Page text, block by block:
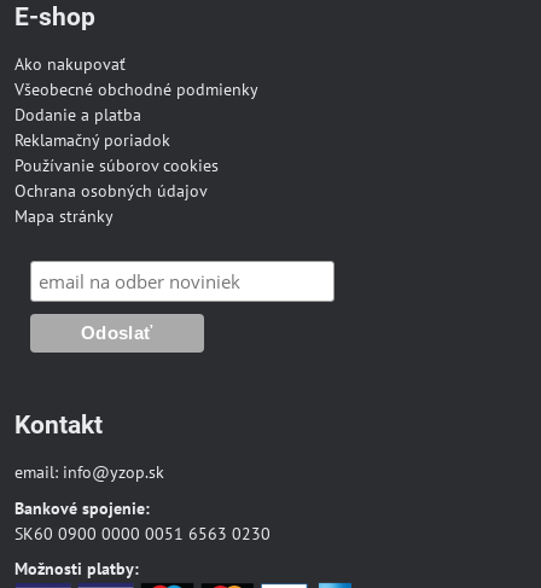
E-shop
Ako nakupovať
Všeobecné obchodné podmienky
Dodanie a platba
Reklamačný poriadok
Používanie súborov cookies
Ochrana osobných údajov
Mapa stránky
Kontakt
email: info@yzop.sk
Bankové spojenie:
SK60 0900 0000 0051 6563 0230
Možnosti platby: